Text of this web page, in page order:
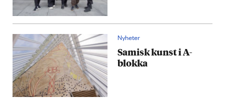
Nyheter
Samisk kunst i A-
blokka